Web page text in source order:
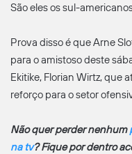
São eles os sul-
Prova disso é que Arne
para o amistoso deste
Ekitike, Florian Wirtz, que
reforço para o setor
Não quer perder nenhum
na tv? Fique por dentro